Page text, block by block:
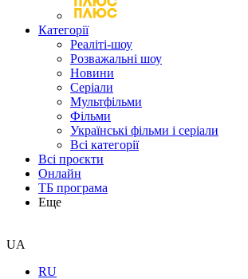
Категорії
Реаліті-шоу
Розважальні шоу
Новини
Серіали
Мультфільми
Фільми
Українські фільми і серіали
Всі категорії
Всі проєкти
Онлайн
ТБ програма
Еще
UA
RU